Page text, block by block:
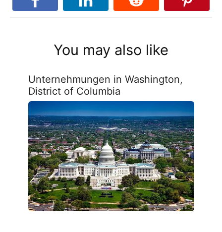
You may also like
Unternehmungen in Washington,
District of Columbia